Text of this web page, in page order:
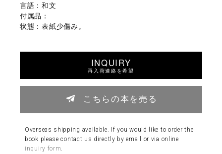
言語：和文
付属品：
状態：表紙少傷み。
INQUIRY
再入荷連絡を希望
こちらの本を売る
Overseas shipping available. If you would like to order the
book please contact us directly by email or via online
inquiry form